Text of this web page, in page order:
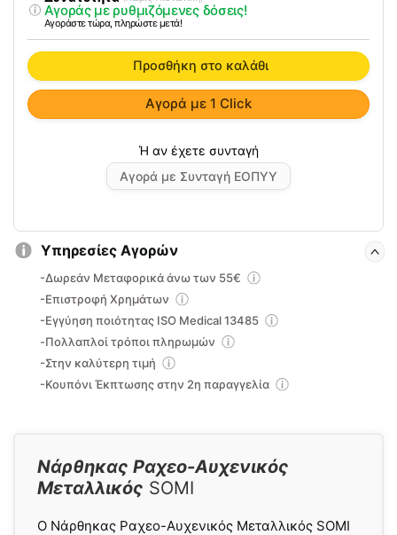
Νάρθηκας Ραχεο-Αυχενικός
Μεταλλικός SOMI
O Νάρθηκας Ραχεο-Αυχενικός Μεταλλικός SOMI
Αγορά με Συνταγή ΕΟΠΥΥ
Αγορά με 1 Click
SOMI
ποσότητα
Αγοράς με ρυθμιζόμενες δόσεις!
Αγοράστε τώρα, πληρώστε μετά!
Προσθήκη στο καλάθι
Υπηρεσίες Αγορών
-Δωρεάν Μεταφορικά άνω των 55€
-Επιστροφή Χρημάτων
-Εγγύηση ποιότητας ISO Medical 13485
-Πολλαπλοί τρόποι πληρωμών
-Στην καλύτερη τιμή
-Κουπόνι Έκπτωσης στην 2η παραγγελία